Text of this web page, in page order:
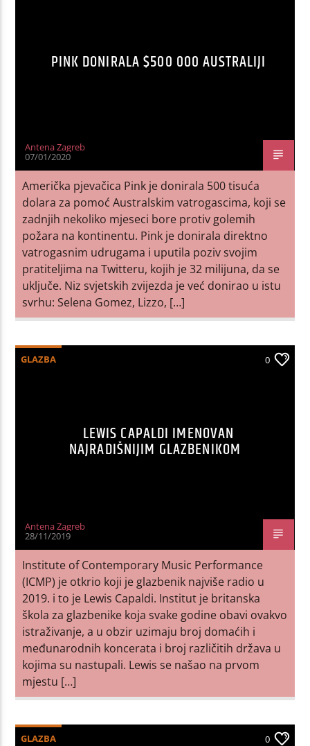
PINK DONIRALA $500 000 AUSTRALIJI
Antena Zagreb
07/01/2020
Američka pjevačica Pink je donirala 500 tisuća
dolara za pomoć Australskim vatrogascima, koji se
zadnjih nekoliko mjeseci bore protiv golemih
požara na kontinentu. Pink je donirala direktno
vatrogasnim udrugama i uputila poziv svojim
pratiteljima na Twitteru, kojih je 32 milijuna, da se
uključe. Niz svjetskih zvijezda je već donirao u istu
svrhu: Selena Gomez, Lizzo, […]
GLAZBA 0
LEWIS CAPALDI IMENOVAN
NAJRADIŠNIJIM GLAZBENIKOM
Antena Zagreb
28/11/2019
Institute of Contemporary Music Performance
(ICMP) je otkrio koji je glazbenik najviše radio u
2019. i to je Lewis Capaldi. Institut je britanska
škola za glazbenike koja svake godine obavi ovakvo
istraživanje, a u obzir uzimaju broj domaćih i
međunarodnih koncerata i broj različitih država u
kojima su nastupali. Lewis se našao na prvom
mjestu […]
GLAZBA 0